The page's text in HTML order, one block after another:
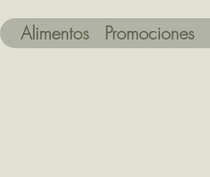
Alimentos Promociones